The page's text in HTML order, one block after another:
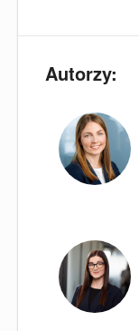
Autorzy: